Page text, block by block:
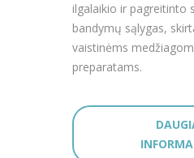
ilgalaikio ir pagreitinto
bandymų sąlygas,
vaistinėms
preparatams.